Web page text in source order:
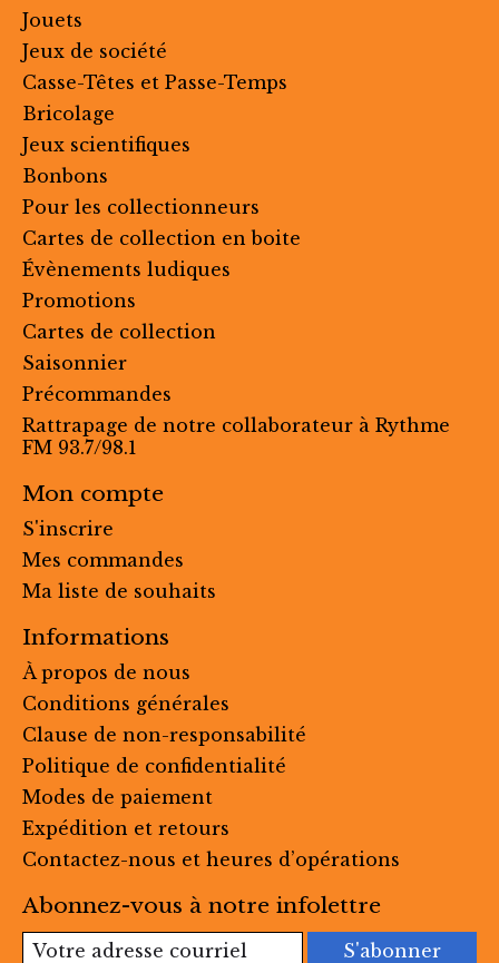
Jouets
Jeux de société
Casse-Têtes et Passe-Temps
Bricolage
Jeux scientifiques
Bonbons
Pour les collectionneurs
Cartes de collection en boite
Évènements ludiques
Promotions
Cartes de collection
Saisonnier
Précommandes
Rattrapage de notre collaborateur à Rythme
FM 93.7/98.1
Mon compte
S'inscrire
Mes commandes
Ma liste de souhaits
Informations
À propos de nous
Conditions générales
Clause de non-responsabilité
Politique de confidentialité
Modes de paiement
Expédition et retours
Contactez-nous et heures d’opérations
Abonnez-vous à notre infolettre
S'abonner